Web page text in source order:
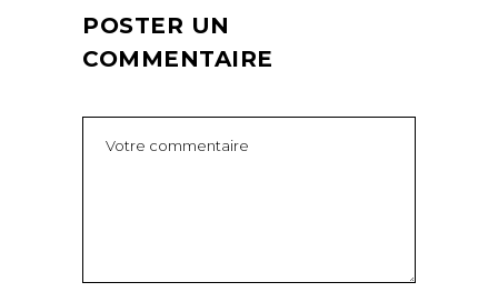
POSTER UN
COMMENTAIRE